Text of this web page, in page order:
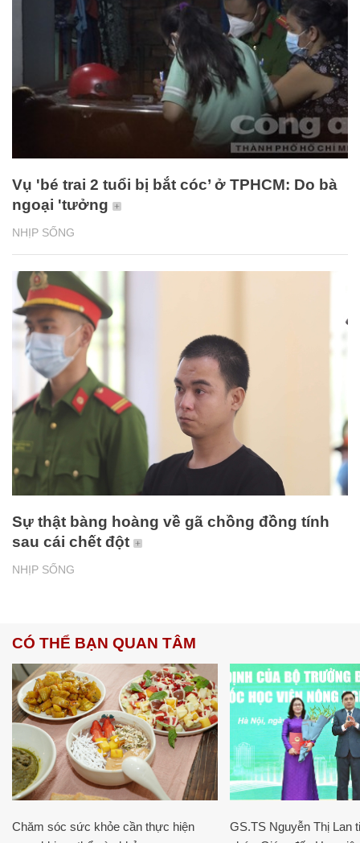
NHỊP SỐNG
Vụ 'bé trai 2 tuổi bị bắt cóc’ ở TPHCM: Do bà
ngoại 'tưởng
NHỊP SỐNG
Sự thật bàng hoàng về gã chồng đồng tính
sau cái chết đột
CÓ THỂ BẠN QUAN TÂM
Chăm sóc sức khỏe cần thực hiện
GS.TS Nguyễn Thị Lan